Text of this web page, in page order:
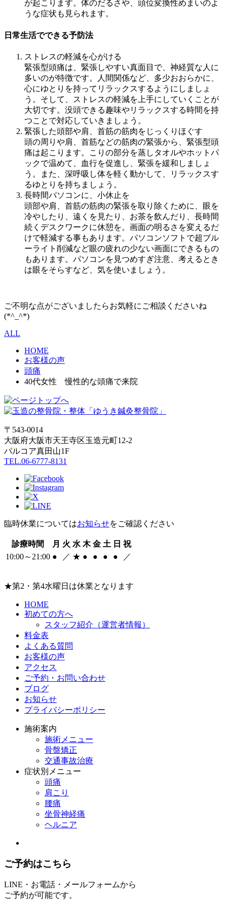
が起こります。体のだるさや、頭位変換性めまいのよ
うな症状も見られます。
日常生活でできる予防法
ストレスの軽減を心がける
緊張型頭痛は、緊張しやすい真面目で、神経質な人に
多いのが特徴です。人間関係など、多少おおらかに、
心にゆとりを持ってリラックスするようにしましょ
う。そして、ストレスの軽減を上手にしていくことが
大切です。没頭できる趣味やリラックスする時間を持
つことで対応していきましょう。
緊張した頭部や肩、首筋の筋肉をじっくりほぐす
頭の周りや肩、首筋などの筋肉の緊張から、緊張型頭
痛は起こります。こりの部分を蒸しタオルやホットパ
ックで温めて、血行を促進し、緊張を緩和しましょ
う。また、深呼吸し体を軽く動かして、リラックスす
るゆとりを持ちましょう。
長時間パソコンに、小休止を
頭部や肩、首筋の筋肉の緊張を取り除くために、眼を
冷やしたり、遠くを見たり、お茶を飲んだり、長時間
続くデスクワークに休憩を。画面の明るさを変えるだ
けで軽減する事もあります。パソコンソフトで超ブル
ーライト削減など眼の疲れの少ない画面にできるもの
もあります。パソコンを見つめすぎ注意、考えるとき
は眼をそらすなど、気を使いましょう。
ご不明な点がございましたらお気軽にご相談くださいね
(*^_^*)
ALL
HOME
お客様の声
頭痛
40代女性 慢性的な頭痛で来院
〒543-0014
大阪府大阪市天王寺区玉造元町12-2
パルコア真田山1F
TEL.06-6777-8131
臨時休業についてはお知らせをご確認ください
診療時間 月 火 水 木 金 土 日 祝
10:00～21:00 ● ／ ★ ● ● ● ● ／
★第2・第4水曜日は休業となります
HOME
初めての方へ
スタッフ紹介（運営者情報）
料金表
よくある質問
お客様の声
アクセス
ご予約・お問い合わせ
ブログ
お知らせ
プライバシーポリシー
施術案内
施術メニュー
骨盤矯正
交通事故治療
症状別メニュー
頭痛
肩こり
腰痛
坐骨神経痛
ヘルニア
ご予約はこちら
LINE・お電話・メールフォームから
ご予約が可能です。